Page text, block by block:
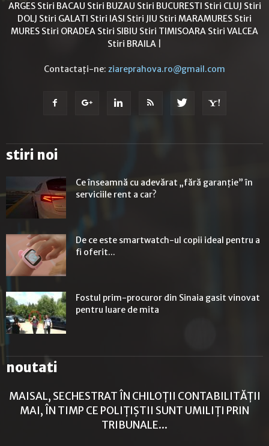
ARGES Stiri BACAU Stiri BUZAU Stiri BUCURESTI Stiri CLUJ Stiri
DOLJ Stiri GALATI Stiri IASI Stiri JIU Stiri MARAMURES Stiri
MURES Stiri ORADEA Stiri SIBIU Stiri TIMISOARA Stiri VALCEA
Stiri BRAILA
Contactați-ne: ziareprahova.ro@gmail.com
stiri noi
Ce înseamnă cu adevărat „fără garanție” în
serviciile rent a car?
De ce este smartwatch-ul copii ideal pentru a
fi oferit...
Fostul prim-procuror din Sinaia gasit vinovat
pentru luare de mita
noutati
MAISAL, SECHESTRAT ÎN CHILOȚII CONTABILITĂȚII
MAI, ÎN TIMP CE POLIȚIȘTII SUNT UMILIȚI PRIN
TRIBUNALE...